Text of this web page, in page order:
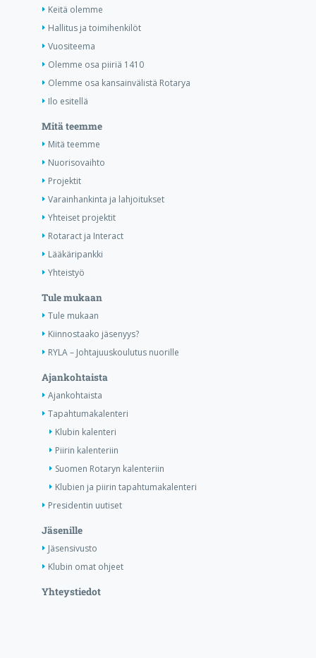
Keitä olemme
Hallitus ja toimihenkilöt
Vuositeema
Olemme osa piiriä 1410
Olemme osa kansainvälistä Rotarya
Ilo esitellä
Mitä teemme
Mitä teemme
Nuorisovaihto
Projektit
Varainhankinta ja lahjoitukset
Yhteiset projektit
Rotaract ja Interact
Lääkäripankki
Yhteistyö
Tule mukaan
Tule mukaan
Kiinnostaako jäsenyys?
RYLA – Johtajuuskoulutus nuorille
Ajankohtaista
Ajankohtaista
Tapahtumakalenteri
Klubin kalenteri
Piirin kalenteriin
Suomen Rotaryn kalenteriin
Klubien ja piirin tapahtumakalenteri
Presidentin uutiset
Jäsenille
Jäsensivusto
Klubin omat ohjeet
Yhteystiedot